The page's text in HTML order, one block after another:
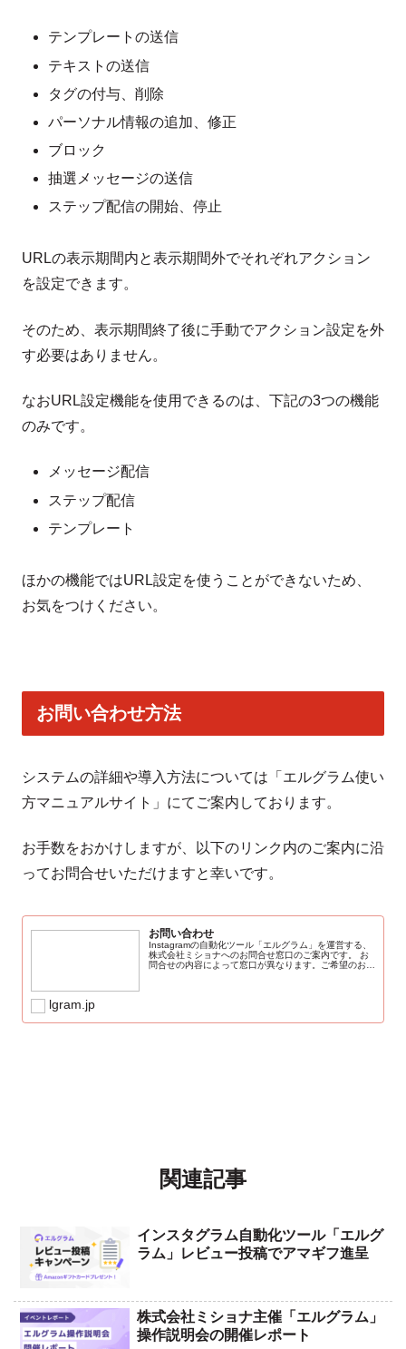
テンプレートの送信
テキストの送信
タグの付与、削除
パーソナル情報の追加、修正
ブロック
抽選メッセージの送信
ステップ配信の開始、停止
URLの表示期間内と表示期間外でそれぞれアクション
を設定できます。
そのため、表示期間終了後に手動でアクション設定を外
す必要はありません。
なおURL設定機能を使用できるのは、下記の3つの機能
のみです。
メッセージ配信
ステップ配信
テンプレート
ほかの機能ではURL設定を使うことができないため、
お気をつけください。
お問い合わせ方法
システムの詳細や導入方法については「エルグラム使い
方マニュアルサイト」にてご案内しております。
お手数をおかけしますが、以下のリンク内のご案内に沿
ってお問合せいただけますと幸いです。
お問い合わせ
Instagramの自動化ツール「エルグラム」を運営する、
株式会社ミショナへのお問合せ窓口のご案内です。 お
問合せの内容によって窓口が異なります。ご希望のお問
lgram.jp
関連記事
インスタグラム自動化ツール「エルグ
ラム」レビュー投稿でアマギフ進呈
株式会社ミショナ主催「エルグラム」
操作説明会の開催レポート